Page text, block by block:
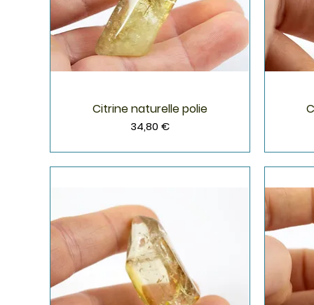
Aperçu rapide
Citrine naturelle polie
Prix
34,80 €